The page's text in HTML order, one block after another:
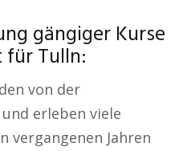
gängiger Kurse
Tulln:
von der
erleben viele
vergangenen Jahren